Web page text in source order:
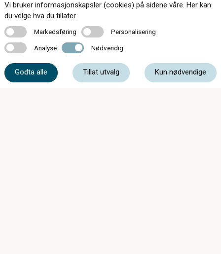
Kontakt oss
Vi bruker informasjonskapsler (cookies) på sidene våre. Her kan
du velge hva du tillater.
MarkedsføringMarkedsføring PersonaliseringPersonalisering
Analyse Analyse Nødvendig Nødvendig
Godta alle Tillat utvalg Kun nødvendige